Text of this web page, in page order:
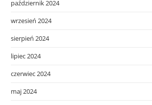
październik 2024
wrzesień 2024
sierpień 2024
lipiec 2024
czerwiec 2024
maj 2024